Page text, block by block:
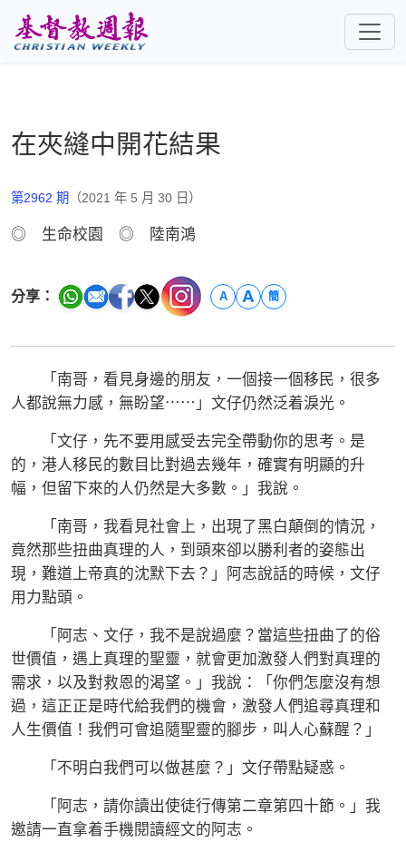
在夾縫中開花結果
第2962 期 （2021 年 5 月 30 日）
◎ 生命校園 ◎ 陸南鴻
分享： A A 簡
「南哥，看見身邊的朋友，一個接一個移民，很多
人都說無力感，無盼望⋯⋯」文仔仍然泛着淚光。
「文仔，先不要用感受去完全帶動你的思考。是
的，港人移民的數目比對過去幾年，確實有明顯的升
幅，但留下來的人仍然是大多數。」我說。
「南哥，我看見社會上，出現了黑白顛倒的情況，
竟然那些扭曲真理的人，到頭來卻以勝利者的姿態出
現，難道上帝真的沈默下去？」阿志說話的時候，文仔
用力點頭。
「阿志、文仔，我不是說過麼？當這些扭曲了的俗
世價值，遇上真理的聖靈，就會更加激發人們對真理的
需求，以及對救恩的渴望。」我說：「你們怎麼沒有想
過，這正正是時代給我們的機會，激發人們追尋真理和
人生價值！我們可會追隨聖靈的腳步，叫人心蘇醒？」
「不明白我們可以做甚麼？」文仔帶點疑惑。
「阿志，請你讀出使徒行傳第二章第四十節。」我
邀請一直拿着手機閱讀經文的阿志。